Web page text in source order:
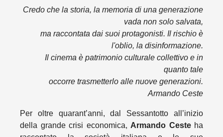
Credo che la storia, la memoria di una generazione
vada non solo salvata,
ma raccontata dai suoi protagonisti. Il rischio è
l'oblio, la disinformazione.
Il cinema è patrimonio culturale collettivo e in
quanto tale
occorre trasmetterlo alle nuove generazioni.
Armando Ceste
Per oltre quarant’anni, dal Sessantotto all’inizio
della grande crisi economica, Armando Cesteha